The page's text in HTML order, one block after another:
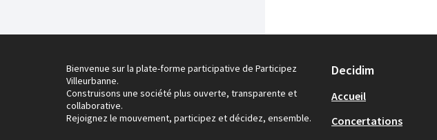
Bienvenue sur la plate-forme participative de Participez
Villeurbanne.
Construisons une société plus ouverte, transparente et
collaborative.
Rejoignez le mouvement, participez et décidez, ensemble.
Decidim
Accueil
Concertations